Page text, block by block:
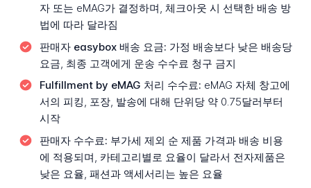
자 또는 eMAG가 결정하며, 체크아웃 시 선택한 배송 방
법에 따라 달라짐
판매자 easybox 배송 요금: 가정 배송보다 낮은 배송당
요금, 최종 고객에게 운송 수수료 청구 금지
Fulfillment by eMAG 처리 수수료: eMAG 자체 창고에
서의 피킹, 포장, 발송에 대해 단위당 약 0.75달러부터
시작
판매자 수수료: 부가세 제외 순 제품 가격과 배송 비용
에 적용되며, 카테고리별로 요율이 달라서 전자제품은
낮은 요율, 패션과 액세서리는 높은 요율